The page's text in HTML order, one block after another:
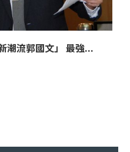
潮流郭國文」 最強...